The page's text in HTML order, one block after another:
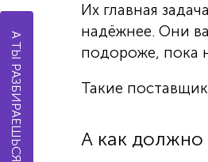
Их главная
надёжнее. Они
подороже, пока
Такие
А как должно